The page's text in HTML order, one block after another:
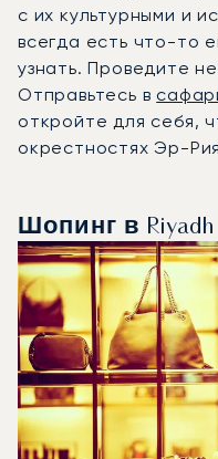
с их культурными и
всегда есть что-то
узнать. Проведите
Отправьтесь в
откройте для себя,
окрестностях Эр-
Шопинг в Riyadh